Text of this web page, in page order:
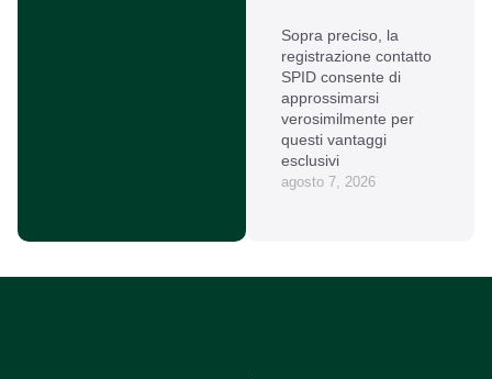
Sopra preciso, la
registrazione contatto
SPID consente di
approssimarsi
verosimilmente per
questi vantaggi
esclusivi
agosto 7, 2026